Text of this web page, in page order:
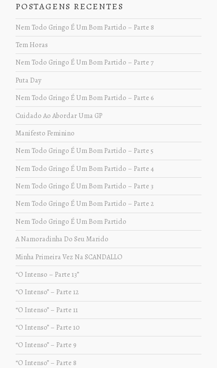
POSTAGENS RECENTES
Nem Todo Gringo É Um Bom Partido – Parte 8
Tem Horas
Nem Todo Gringo É Um Bom Partido – Parte 7
Puta Day
Nem Todo Gringo É Um Bom Partido – Parte 6
Cuidado Ao Abordar Uma GP
Manifesto Feminino
Nem Todo Gringo É Um Bom Partido – Parte 5
Nem Todo Gringo É Um Bom Partido – Parte 4
Nem Todo Gringo É Um Bom Partido – Parte 3
Nem Todo Gringo É Um Bom Partido – Parte 2
Nem Todo Gringo É Um Bom Partido
A Namoradinha Do Seu Marido
Minha Primeira Vez Na SCANDALLO
“O Intenso – Parte 13”
“O Intenso” – Parte 12
“O Intenso” – Parte 11
“O Intenso” – Parte 10
“O Intenso” – Parte 9
“O Intenso” – Parte 8